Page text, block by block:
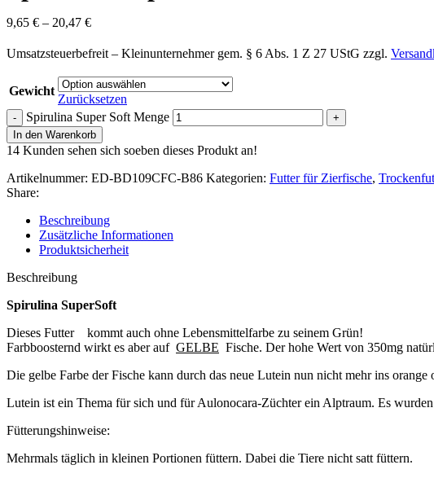
9,65 € – 20,47 €
Umsatzsteuerbefreit – Kleinunternehmer gem. § 6 Abs. 1 Z 27 UStG zzgl.
Gewicht
Zurücksetzen
Spirulina Super Soft Menge
In den Warenkorb
14 Kunden sehen sich soeben dieses Produkt an!
Artikelnummer: ED-BD109CFC-B86 Kategorien: Futter für Zierfische,
Share:
Beschreibung
Zusätzliche Informationen
Produktsicherheit
Beschreibung
Spirulina SuperSoft
Dieses Futter kommt auch ohne Lebensmittelfarbe zu seinem Grün!
Farbboosternd wirkt es aber auf GELBE Fische. Der hohe Wert von 350mg
Die gelbe Farbe der Fische kann durch das neue Lutein nun nicht mehr ins
Lutein ist ein Thema für sich und für Aulonocara-Züchter ein Alptraum. Es
Fütterungshinweise:
Mehrmals täglich in kleinen Portionen füttern. Dabei die Tiere nicht satt füttern.